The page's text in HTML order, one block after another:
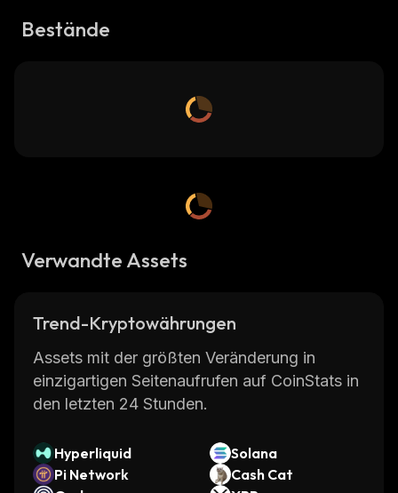
Bestände
Verwandte Assets
Trend-Kryptowährungen
Assets mit der größten Veränderung in
einzigartigen Seitenaufrufen auf CoinStats in
den letzten 24 Stunden.
Hyperliquid
Solana
Pi Network
Cash Cat